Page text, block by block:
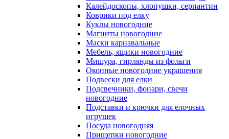
Калейдоскопы, хлопушки, серпантин
Коврики под елку
Куклы новогодние
Магниты новогодние
Маски карнавальные
Мебель, ящики новогодние
Мишура, гирлянды из фольги
Оконные новогодние украшения
Подвески для елки
Подсвечники, фонари, свечи
новогодние
Подставки и крючки для елочных
игрушек
Посуда новогодняя
Прищепки новогодние